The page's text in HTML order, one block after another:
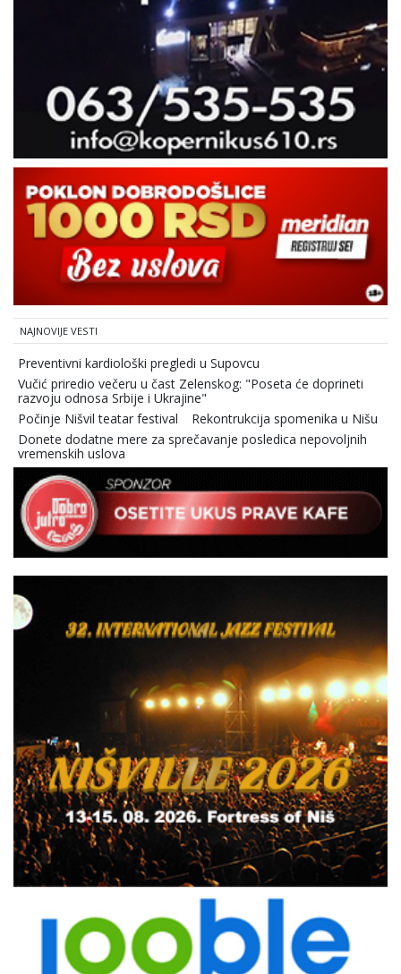
NAJNOVIJE VESTI
Preventivni kardiološki pregledi u Supovcu
Vučić priredio večeru u čast Zelenskog: "Poseta će doprineti
razvoju odnosa Srbije i Ukrajine"
Počinje Nišvil teatar festival
Rekontrukcija spomenika u Nišu
Donete dodatne mere za sprečavanje posledica nepovoljnih
vremenskih uslova